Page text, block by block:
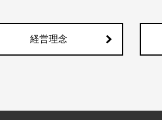
経営理念